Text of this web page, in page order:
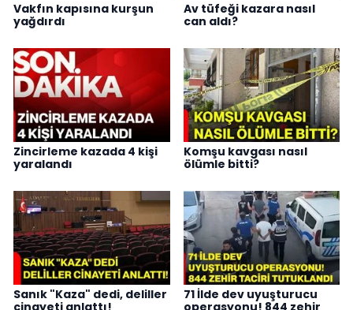
Vakfın kapısına kurşun
yağdırdı
Av tüfeği kazara nasıl
can aldı?
Zincirleme kazada 4 kişi
yaralandı
Komşu kavgası nasıl
ölümle bitti?
Sanık "Kaza" dedi, deliller
cinayeti anlattı!
71 İlde dev uyuşturucu
operasyonu! 844 zehir